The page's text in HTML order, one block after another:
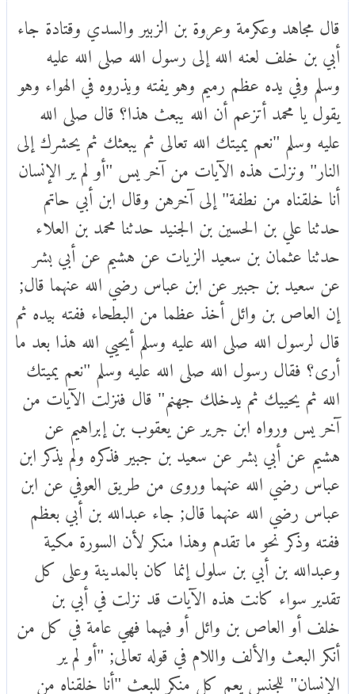
قال مجاهد وعكرمة وعروة بن الزبير والسدي وقتادة جاء
أبي بن خلف لعنه الله إلى رسول الله صلى الله عليه
وسلم وفي يده عظم رميم وهو يفته ويذروه في الهواء وهو
يقول يا محمد أتزعم أن الله يبعث هذا؟ قال صلى الله
عليه وسلم "نعم يميتك الله تعالى ثم يبعثك ثم يحشرك إلى
النار" ونزلت هذه الآيات من آخر يس "أو لم ير الإنسان
أنا خلقناه من نطفة" إلى آخرهن وقال ابن أبي حاتم
حدثنا علي بن الحسين بن الجنيد حدثنا محمد بن العلاء
حدثنا عثمان بن سعيد الزيات عن هشيم عن أبي بشر
عن سعيد بن جبير عن ابن عباس رضي الله عنهما قال;
إن العاص بن وائل أخذ عظما من البطحاء ففته بيده ثم
قال لرسول الله صلى الله عليه وسلم أيحيي الله هذا بعد ما
أرى؟ فقال رسول الله صلى الله عليه وسلم "نعم يميتك
الله ثم يحييك ثم يدخلك جهنم" قال فنزلت الآيات من
آخر يس ورواه ابن جرير عن يعقوب بن إبراهيم عن
هشيم عن أبي بشر عن سعيد بن جبير فذكره ولم يذكر ابن
عباس رضي الله عنهما وروى من طريق العوفي عن ابن
عباس رضي الله عنهما قال; جاء عبدالله بن أبي بعظم
ففته وذكر نحو ما تقدم وهذا منكر لأن السورة مكية
وعبدالله بن أبي بن سلول إنما كان بالمدينة وعلى كل
تقدير سواء كانت هذه الآيات قد نزلت في أبي بن
خلف أو العاص بن وائل أو فيهما فهي عامة في كل من
أنكر البعث والألف واللام في قوله تعالى; "أو لم ير
الإنسان" للجنس يعم كل منكر للبعث "أنا خلقناه من